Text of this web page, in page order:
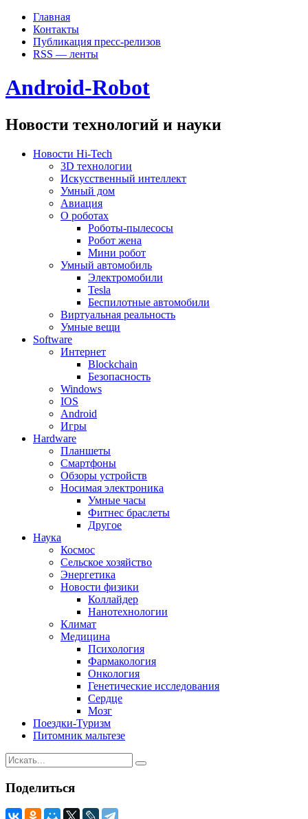
Главная
Контакты
Публикация пресс-релизов
RSS — ленты
Android-Robot
Новости технологий и науки
Новости Hi-Tech
3D технологии
Искусственный интеллект
Умный дом
Авиация
О роботах
Роботы-пылесосы
Робот жена
Мини робот
Умный автомобиль
Электромобили
Tesla
Беспилотные автомобили
Виртуальная реальность
Умные вещи
Software
Интернет
Blockchain
Безопасность
Windows
IOS
Android
Игры
Hardware
Планшеты
Смартфоны
Обзоры устройств
Носимая электроника
Умные часы
Фитнес браслеты
Другое
Наука
Космос
Сельское хозяйство
Энергетика
Новости физики
Коллайдер
Нанотехнологии
Климат
Медицина
Психология
Фармакология
Онкология
Генетические исследования
Сердце
Мозг
Поездки-Туризм
Питомник мальтезе
Поделиться